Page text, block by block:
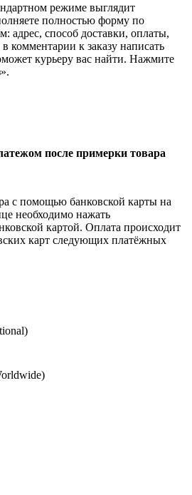
режиме выглядит
полностью форму по
адрес, способ доставки, оплаты,
комментарии к заказу написать
курьеру вас найти. Нажмите
после примерки товара
с помощью банковской карты на
необходимо нажать
картой. Оплата происходит
карт следующих платёжных